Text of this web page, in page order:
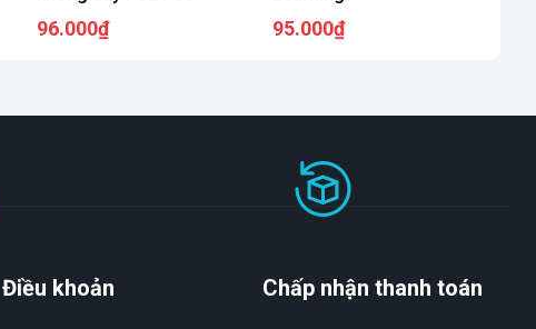
96.000₫ 95.000₫
Điều khoản Chấp nhận thanh toán